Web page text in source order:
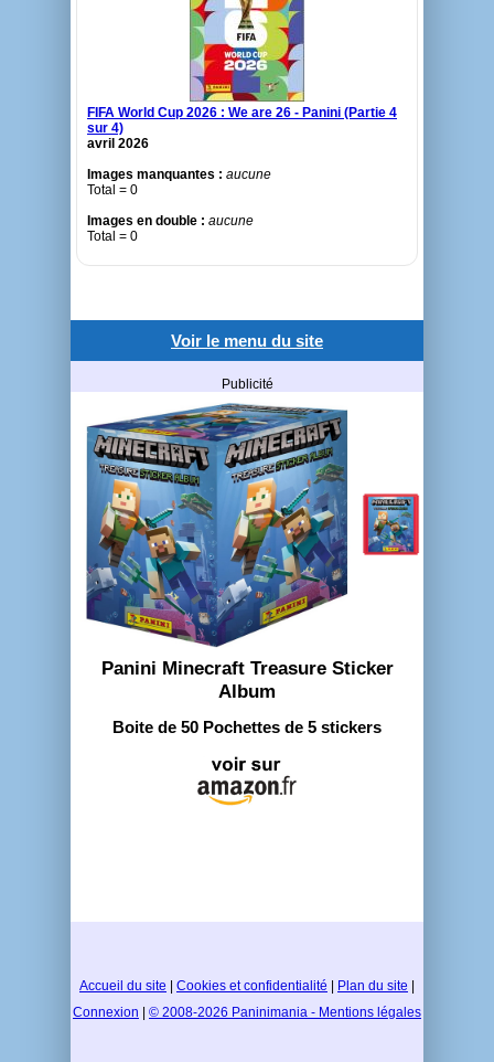
FIFA World Cup 2026 : We are 26 - Panini (Partie 4
sur 4)
avril 2026
Images manquantes : aucune
Total = 0
Images en double : aucune
Total = 0
Voir le menu du site
Publicité
Panini Minecraft Treasure Sticker
Album
Boite de 50 Pochettes de 5 stickers
Accueil du site Cookies et confidentialité Plan du site
Connexion
© 2008-2026 Paninimania - Mentions légales